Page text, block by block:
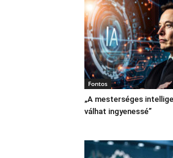
Fontos
„A mesterséges
válhat ingyenessé”